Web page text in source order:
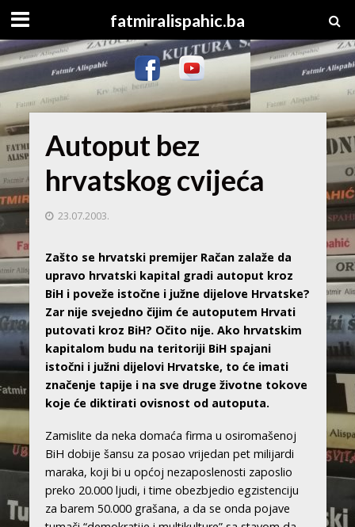
fatmiralispahic.ba
Autoput bez
hrvatskog cvijeća
23.07.2003.
Zašto se hrvatski premijer Račan zalaže da
upravo hrvatski kapital gradi autoput kroz
BiH i poveže istočne i južne dijelove Hrvatske?
Zar nije svejedno čijim će autoputem Hrvati
putovati kroz BiH? Očito nije. Ako hrvatskim
kapitalom budu na teritoriji BiH spajani
istočni i južni dijelovi Hrvatske, to će imati
značenje tapije i na sve druge životne tokove
koje će diktirati ovisnost od autoputa.
Zamislite da neka domaća firma u osiromašenoj
BiH dobije šansu za posao vrijedan pet milijardi
maraka, koji bi u općoj nezaposlenosti zaposlio
preko 20.000 ljudi, i time obezbjedio egzistenciju
za barem 50.000 grašana, a da se onda pojave